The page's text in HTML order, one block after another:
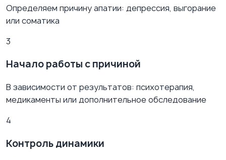
Определяем причину апатии: депрессия, выгорание
или соматика
3
Начало работы с причиной
В зависимости от результатов: психотерапия,
медикаменты или дополнительное обследование
4
Контроль динамики